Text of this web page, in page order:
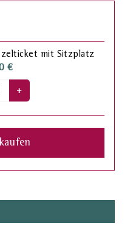
mit Sitzplatz
€
Anzahl